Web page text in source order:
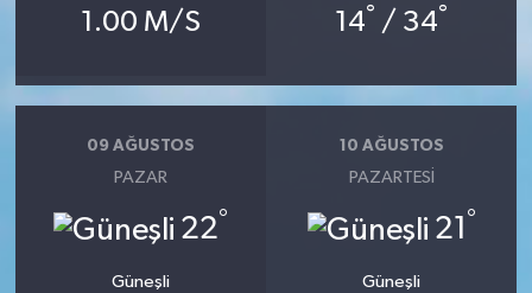
1.00 M/S 14° / 34°
09 AĞUSTOS
PAZAR
22°
Güneşli
10 AĞUSTOS
PAZARTESI
21 °
Güneşli